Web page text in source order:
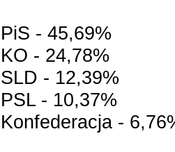
PiS - 45,69%
KO - 24,78%
SLD - 12,39%
PSL - 10,37%
Konfederacja -